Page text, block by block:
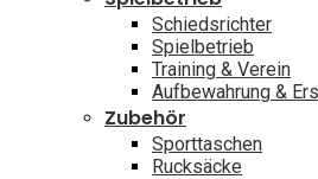
Schiedsrichter
Spielbetrieb
Training & Verein
Aufbewahrung &
Zubehör
Sporttaschen
Rucksäcke